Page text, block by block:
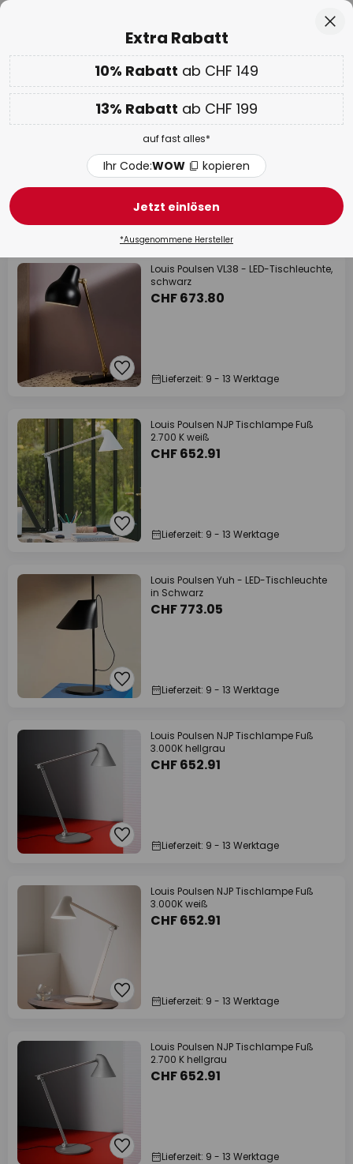
Nur
01D 12H 41M 21S
10% ab CHF 149 & 13% ab CHF 199 extraauf fast alles
Code:WOW kopieren
WOW Week:Bis zu -70%
Louis Poulsen Schreibtischleuchten
12 Artikel Filter1
Louis Poulsen VL38 - LED-Tischleuchte,
schwarz
CHF 673.80
Lieferzeit: 9 - 13 Werktage
Louis Poulsen NJP Tischlampe Fuß
2.700 K weiß
CHF 652.91
Lieferzeit: 9 - 13 Werktage
Louis Poulsen Yuh - LED-Tischleuchte
in Schwarz
CHF 773.05
Lieferzeit: 9 - 13 Werktage
Louis Poulsen NJP Tischlampe Fuß
3.000K hellgrau
CHF 652.91
Lieferzeit: 9 - 13 Werktage
Louis Poulsen NJP Tischlampe Fuß
3.000K weiß
CHF 652.91
Lieferzeit: 9 - 13 Werktage
Louis Poulsen NJP Tischlampe Fuß
2.700 K hellgrau
CHF 652.91
Lieferzeit: 9 - 13 Werktage
Extra Rabatt
10% Rabatt ab CHF 149
13% Rabatt ab CHF 199
auf fast alles*
Ihr Code:WOW kopieren
Jetzt einlösen
*Ausgenommene Hersteller